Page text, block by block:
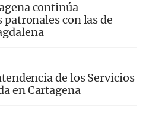
continúa
con las de
de los Servicios
en Cartagena